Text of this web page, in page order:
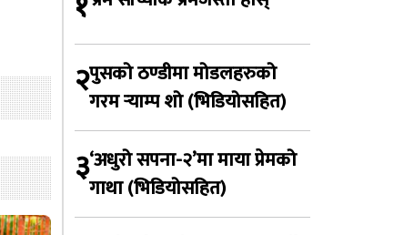
२पुसको ठण्डीमा मोडलहरुको
गरम र्‍याम्प शो (भिडियोसहित)
३‘अधुरो सपना-२’मा माया प्रेमको
गाथा (भिडियोसहित)